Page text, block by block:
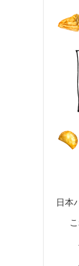
日本